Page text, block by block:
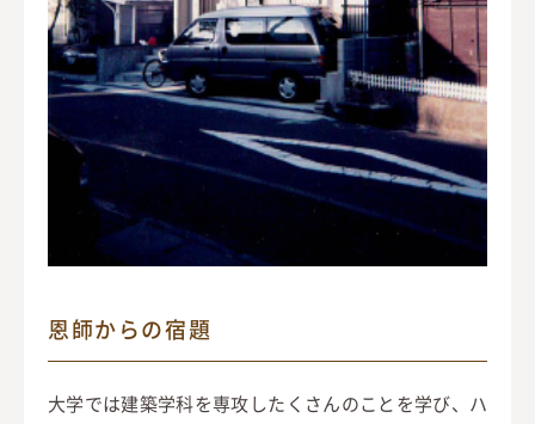
恩師からの宿題
大学では建築学科を専攻したくさんのことを学び、ハ